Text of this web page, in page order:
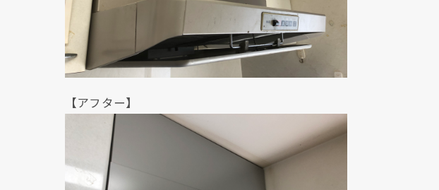
【アフター】